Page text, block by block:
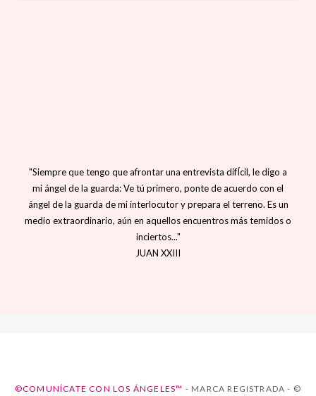
"Siempre que tengo que afrontar una entrevista difÍcil, le digo a
mi ángel de la guarda: Ve tú primero, ponte de acuerdo con el
ángel de la guarda de mi interlocutor y prepara el terreno. Es un
medio extraordinario, aún en aquellos encuentros más temidos o
inciertos..."
JUAN XXIII
©COMUNÍCATE CON LOS ÁNGELES™ - MARCA REGISTRADA - ©